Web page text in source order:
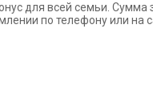
для всей семьи. Сумма
по телефону или на